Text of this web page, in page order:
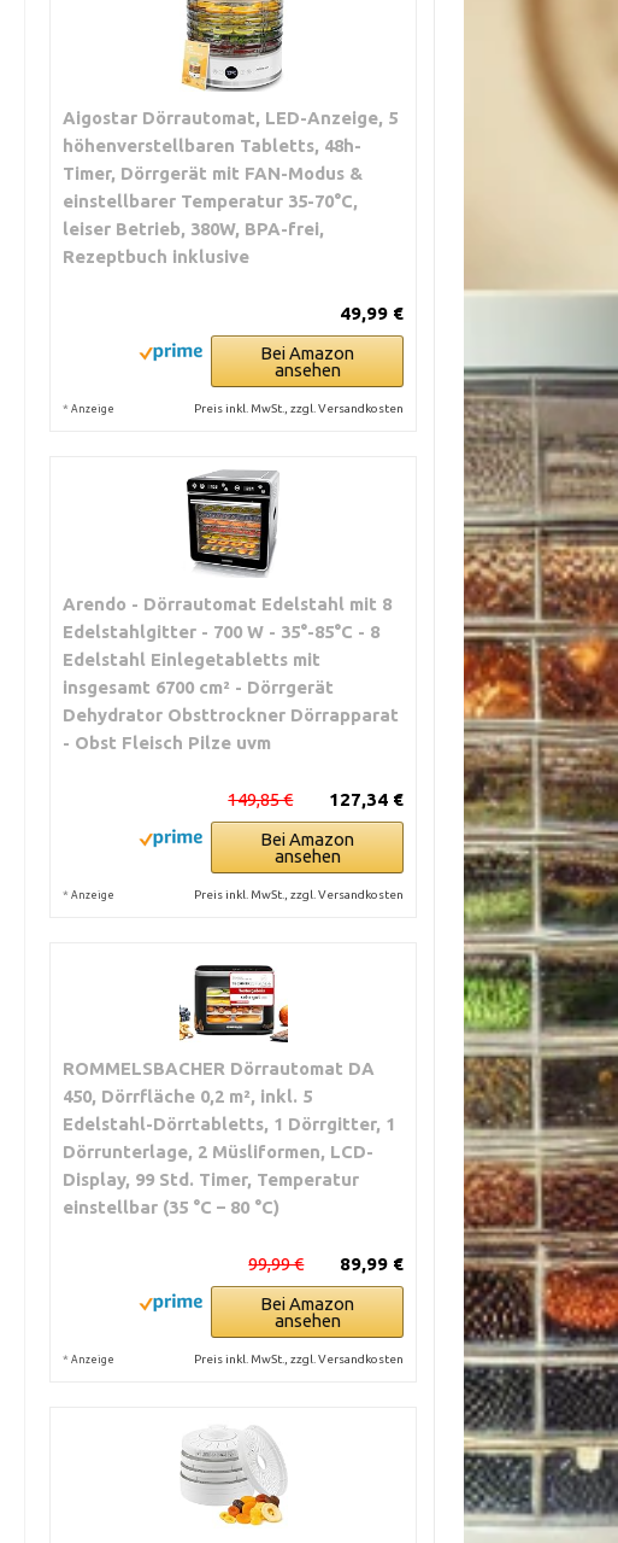
Aigostar Dörrautomat, LED-Anzeige, 5
höhenverstellbaren Tabletts, 48h-
Timer, Dörrgerät mit FAN-Modus &
einstellbarer Temperatur 35-70°C,
leiser Betrieb, 380W, BPA-frei,
Rezeptbuch inklusive
49,99 €
Bei Amazon
ansehen
* Anzeige Preis inkl. MwSt., zzgl. Versandkosten
Arendo - Dörrautomat Edelstahl mit 8
Edelstahlgitter - 700 W - 35°-85°C - 8
Edelstahl Einlegetabletts mit
insgesamt 6700 cm² - Dörrgerät
Dehydrator Obsttrockner Dörrapparat
- Obst Fleisch Pilze uvm
127,34 €
149,85 €
Bei Amazon
ansehen
* Anzeige Preis inkl. MwSt., zzgl. Versandkosten
ROMMELSBACHER Dörrautomat DA
450, Dörrfläche 0,2 m², inkl. 5
Edelstahl-Dörrtabletts, 1 Dörrgitter, 1
Dörrunterlage, 2 Müsliformen, LCD-
Display, 99 Std. Timer, Temperatur
einstellbar (35 °C – 80 °C)
89,99 €
99,99 €
Bei Amazon
ansehen
* Anzeige Preis inkl. MwSt., zzgl. Versandkosten